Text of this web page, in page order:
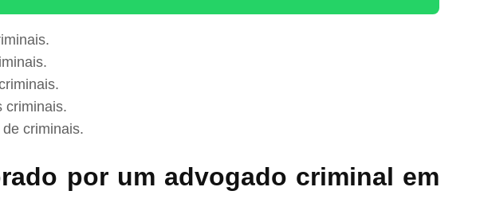
criminais.
criminais.
por um advogado criminal em